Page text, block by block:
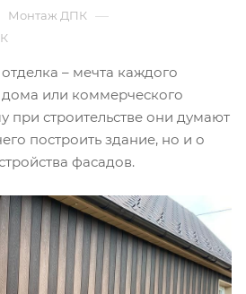
Монтаж ДПК —
– мечта каждого
дома или коммерческого
при строительстве они думают
построить здание, но и о
фасадов.